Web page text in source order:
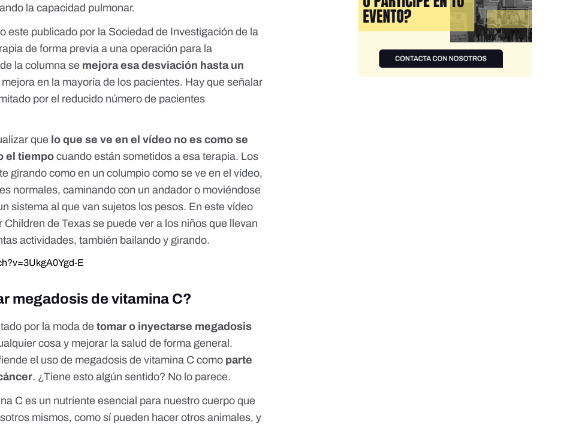
la capacidad pulmonar.
este publicado por la Sociedad de Investigación de la
de forma previa a una operación para la
la columna se mejora esa desviación hasta un
en la mayoría de los pacientes. Hay que señalar
por el reducido número de pacientes
que lo que se ve en el vídeo no es como se
el tiempocuando están sometidos a esa terapia. Los
girando como en un columpio como se ve en el vídeo,
normales, caminando con un andador o moviéndose
sistema al que van sujetos los pesos. En este vídeo
de Texas se puede ver a los niños que llevan
actividades, también bailando y girando.
E
megadosis de vitamina C?
por la moda detomar o inyectarse megadosis
cosa y mejorar la salud de forma general.
el uso de megadosis de vitamina C como parte
. ¿Tiene esto algún sentido? No lo parece.
C es un nutriente esencial para nuestro cuerpo que
mismos, como sí pueden hacer otros animales, y